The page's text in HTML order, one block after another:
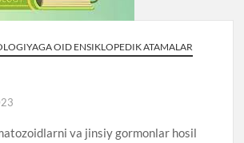
OID ENSIKLOPEDIK ATAMALAR
va jinsiy gormonlar hosil